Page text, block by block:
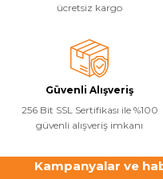
ücretsiz kargo
Güvenli Alışveriş
256 Bit SSL Sertifikası ile %100
güvenli alışveriş imkanı
Kampanyalar ve